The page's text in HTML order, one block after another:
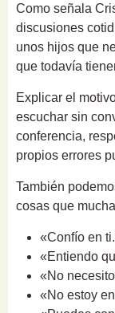
Como señala
discusiones
unos hijos que
que todavía
Explicar el
escuchar sin
conferencia,
propios errores
También
cosas que
«Confío en
«Entiendo
«No
«No estoy